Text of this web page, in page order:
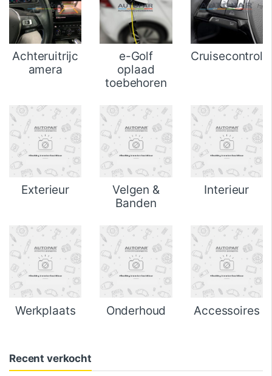
Achteruitrijc
amera
e-Golf
oplaad
toebehoren
Cruisecontrol
Exterieur
Velgen &
Banden
Interieur
Werkplaats Onderhoud Accessoires
Recent verkocht